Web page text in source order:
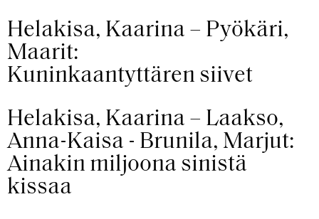
Helakisa, Kaarina – Pyökäri,
Maarit:
Kuninkaantyttären siivet
Helakisa, Kaarina – Laakso,
Anna-Kaisa - Brunila, Marjut:
Ainakin miljoona sinistä
kissaa